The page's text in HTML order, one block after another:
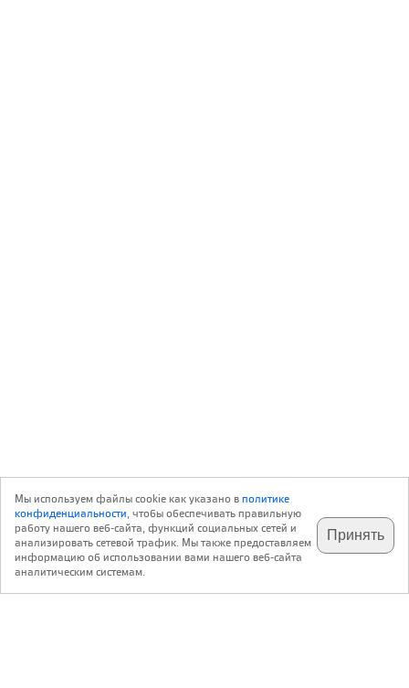
подпишитесь на наш
телеграм @archi_ru
✕
с 20 июля 1999 г.
Мы используем файлы cookie как указано вполитике
конфиденциальности, чтобы обеспечивать правильную
работу нашего веб-сайта, функций социальных сетей и
анализировать сетевой трафик. Мы также предоставляем
информацию об использовании вами нашего веб-сайта
аналитическим системам.
Принять